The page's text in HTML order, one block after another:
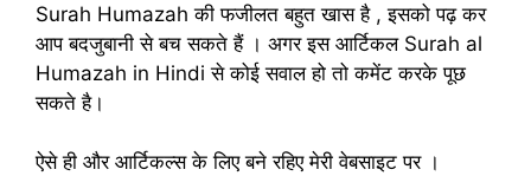
Surah Humazah की फजीलत बहुत खास है , इसको पढ़ कर
आप बदजुबानी से बच सकते हैं । अगर इस आर्टिकल Surah al
Humazah in Hindi से कोई सवाल हो तो कमेंट करके पूछ
सकते है।
ऐसे ही और आर्टिकल्स के लिए बने रहिए मेरी वेबसाइट पर ।